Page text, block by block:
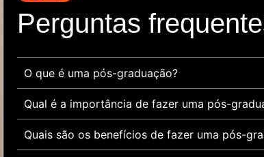
Perguntas
O que é uma pós-graduação?
Qual é a importância de fazer uma pós-
Quais são os benefícios de fazer uma pós-